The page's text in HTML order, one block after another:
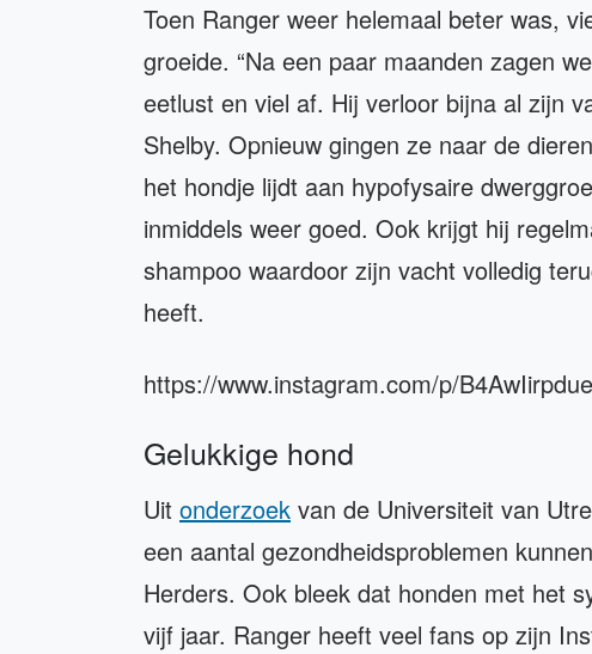
Toen Ranger weer helemaal beter was,
groeide. “Na een paar maanden zagen
eetlust en viel af. Hij verloor bijna al zijn
Shelby. Opnieuw gingen ze naar de
het hondje lijdt aan hypofysaire
inmiddels weer goed. Ook krijgt hij
shampoo waardoor zijn vacht volledig
heeft.
https://www.instagram.com/p/
Gelukkige hond
Uit onderzoek van de Universiteit van
een aantal gezondheidsproblemen
Herders. Ook bleek dat honden met het
vijf jaar. Ranger heeft veel fans op zijn